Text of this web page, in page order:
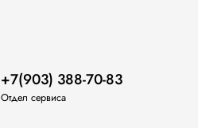
+7(903) 388-70-83
Отдел сервиса